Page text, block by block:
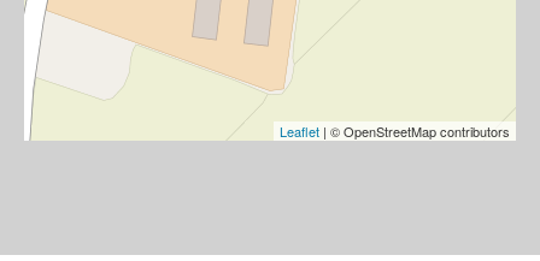
Leaflet | © OpenStreetMap contributors